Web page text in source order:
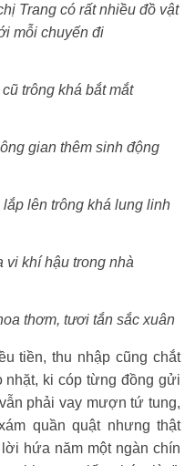
Trang có rất nhiều đồ vật
mỗi chuyến đi
trông khá bắt mắt
gian thêm sinh động
lên trông khá lung linh
vi khí hậu trong nhà
thơm, tươi tắn sắc xuân
tiền, thu nhập cũng chắt
nhặt, ki cóp từng đồng gửi
phải vay mượn tứ tung,
quần quật nhưng thật
hứa năm một ngàn chín